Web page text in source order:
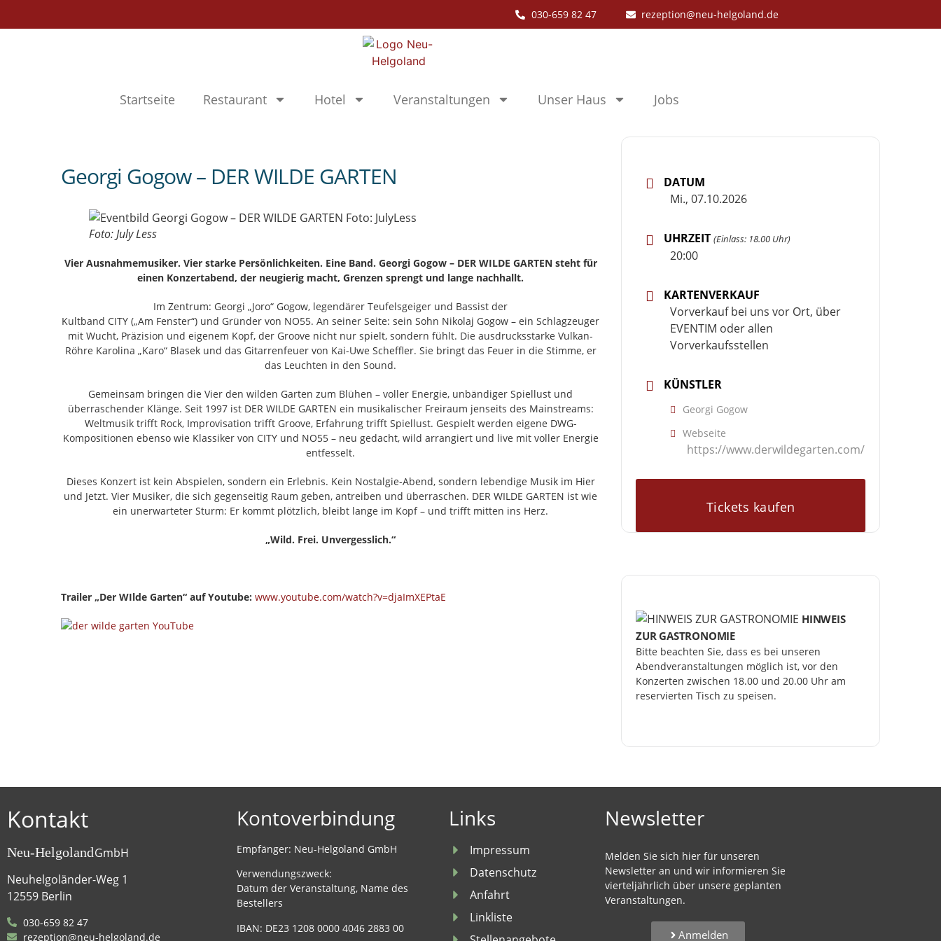
030-659 82 47 rezeption@neu-helgoland.de
Startseite Restaurant Hotel Veranstaltungen Unser Haus Jobs
Georgi Gogow – DER WILDE GARTEN
Foto: July Less
Vier Ausnahmemusiker. Vier starke Persönlichkeiten. Eine Band. Georgi Gogow – DER WILDE GARTEN steht für
einen Konzertabend, der neugierig macht, Grenzen sprengt und lange nachhallt.
Im Zentrum: Georgi „Joro“ Gogow, legendärer Teufelsgeiger und Bassist der
Kultband CITY („Am Fenster“) und Gründer von NO55. An seiner Seite: sein Sohn Nikolaj Gogow – ein Schlagzeuger
mit Wucht, Präzision und eigenem Kopf, der Groove nicht nur spielt, sondern fühlt. Die ausdrucksstarke Vulkan-
Röhre Karolina „Karo“ Blasek und das Gitarrenfeuer von Kai-Uwe Scheffler. Sie bringt das Feuer in die Stimme, er
das Leuchten in den Sound.
Gemeinsam bringen die Vier den wilden Garten zum Blühen – voller Energie, unbändiger Spiellust und
überraschender Klänge. Seit 1997 ist DER WILDE GARTEN ein musikalischer Freiraum jenseits des Mainstreams:
Weltmusik trifft Rock, Improvisation trifft Groove, Erfahrung trifft Spiellust. Gespielt werden eigene DWG-
Kompositionen ebenso wie Klassiker von CITY und NO55 – neu gedacht, wild arrangiert und live mit voller Energie
entfesselt.
Dieses Konzert ist kein Abspielen, sondern ein Erlebnis. Kein Nostalgie-Abend, sondern lebendige Musik im Hier
und Jetzt. Vier Musiker, die sich gegenseitig Raum geben, antreiben und überraschen. DER WILDE GARTEN ist wie
ein unerwarteter Sturm: Er kommt plötzlich, bleibt lange im Kopf – und trifft mitten ins Herz.
„Wild. Frei. Unvergesslich.“
Trailer „Der WIlde Garten“ auf Youtube: www.youtube.com/watch?v=djaImXEPtaE
DATUM
Mi., 07.10.2026
UHRZEIT (Einlass: 18.00 Uhr)
20:00
KARTENVERKAUF
Vorverkauf bei uns vor Ort, über
EVENTIM oder allen
Vorverkaufsstellen
KÜNSTLER
Georgi Gogow
Webseite
https://www.derwildegarten.com/
Tickets kaufen
HINWEIS
ZUR GASTRONOMIE
Bitte beachten Sie, dass es bei unseren
Abendveranstaltungen möglich ist, vor den
Konzerten zwischen 18.00 und 20.00 Uhr am
reservierten Tisch zu speisen.
Kontakt
Neu-HelgolandGmbH
Neuhelgoländer-Weg 1
12559 Berlin
030-659 82 47
rezeption@neu-helgoland.de
Kontoverbindung
Empfänger: Neu-Helgoland GmbH
Verwendungszweck:
Datum der Veranstaltung, Name des
Bestellers
IBAN: DE23 1208 0000 4046 2883 00
Links
Impressum
Datenschutz
Anfahrt
Linkliste
Newsletter
Melden Sie sich hier für unseren
Newsletter an und wir informieren Sie
vierteljährlich über unsere geplanten
Veranstaltungen.
Anmelden